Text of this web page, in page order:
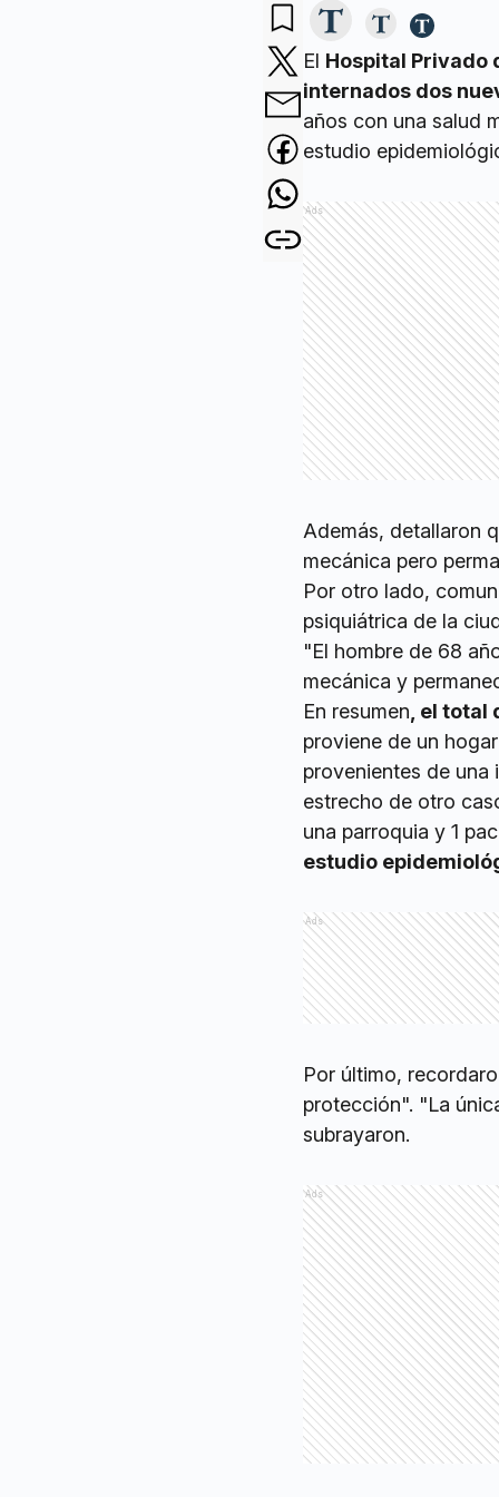
El Hospital Privado
internados dos
años con una salud
estudio
Ads
Además, detallaron
mecánica pero
Por otro lado,
psiquiátrica de la
"El hombre de 68
mecánica y
En resumen, el total
proviene de un
provenientes de
estrecho de otro
una parroquia y 1
estudio
Ads
Por último,
protección". "La
subrayaron.
Ads